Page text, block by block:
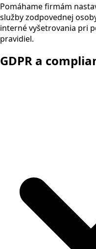
Pomáhame firmám
služby zodpovednej
interné vyšetrovania pri
pravidiel.
GDPR a